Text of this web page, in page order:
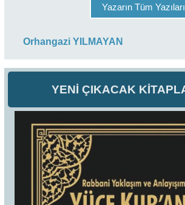
YENİ ÇIKACAK
Yazarın Tüm Yazıları
Orhangazi YILMAYAN